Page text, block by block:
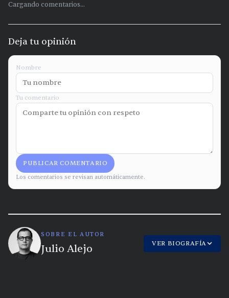
Cargando comentarios...
Deja tu opinión
Nombre
Tu comentario
PUBLICAR COMENTARIO
Los comentarios se revisan automáticamente.
SOBRE EL AUTOR
Julio Alejo VER BIOGRAFÍA